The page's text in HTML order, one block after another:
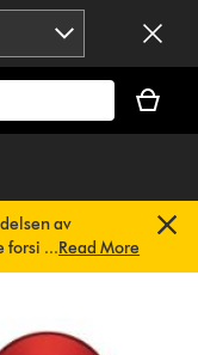
din
er
av
forsinket. Vi
ikke å
...Read More